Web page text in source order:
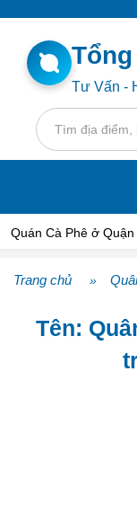
Tư Vấn -
Quán Cà Phê ở
Trang chủ »
Tên: